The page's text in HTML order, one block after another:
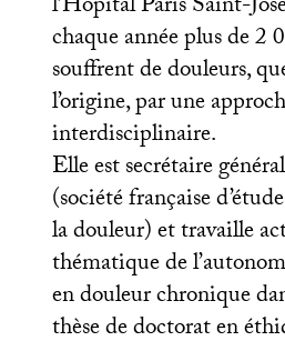
chaque année plus de 2
souffrent de douleurs,
l’origine, par une
interdisciplinaire.
Elle est secrétaire
(société française
la douleur) et travaille
thématique de
en douleur chronique
thèse de doctorat en